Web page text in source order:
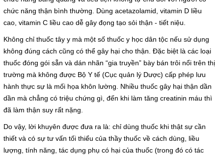
chức năng thận bình thường. Dùng acetazolamid, vitamin D liều
cao, vitamin C liều cao dễ gây đọng tạo sỏi thận - tiết niệu.
Không chỉ thuốc tây y mà một số thuốc y học dân tộc nếu sử dụng
không đúng cách cũng có thể gây hại cho thận. Đặc biệt là các loại
thuốc đóng gói sẵn và dán nhãn “gia truyền” bày bán trôi nổi trên thị
trường mà không được Bộ Y tế (Cục quản lý Dược) cấp phép lưu
hành thực sự là mối họa khôn lường. Nhiều thuốc gây hại thận dần
dần mà chẳng có triệu chứng gì, đến khi làm tăng creatinin máu thì
đã làm thận suy rất nặng.
Do vậy, lời khuyên được đưa ra là: chỉ dùng thuốc khi thật sự cần
thiết và có sự tư vấn tối thiểu của thầy thuốc về cách dùng, liều
lượng, tính năng, tác dụng phụ có hại của thuốc (trong đó có tác